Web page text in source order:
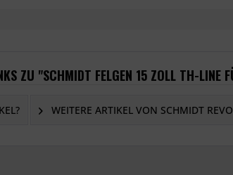
ZU "SCHMIDT FELGEN 15 ZOLL TH-LINE
WEITERE ARTIKEL VON SCHMIDT